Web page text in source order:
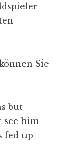
Sie
but
see him
fed up